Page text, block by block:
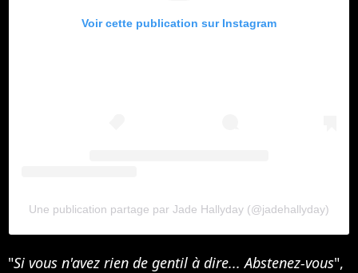
Voir cette publication sur Instagram
Une publication partage par Jade Hallyday (@jadehallyday)
"Si vous n'avez rien de gentil à dire... Abstenez-vous",